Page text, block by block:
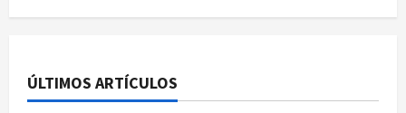
ÚLTIMOS ARTÍCULOS